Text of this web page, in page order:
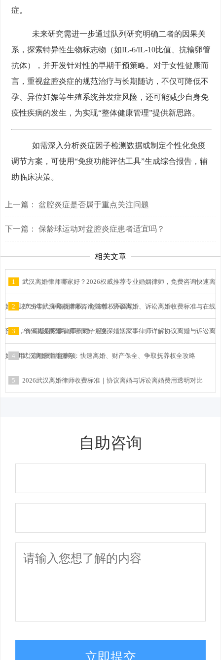
症。
未来研究需进一步通过队列研究明确二者的因果关
系，探索特异性生物标志物（如IL-6/IL-10比值、抗输卵管
抗体），并开发针对性的早期干预策略。对于女性健康而
言，重视盆腔炎症的规范治疗与长期随访，不仅可降低不
孕、异位妊娠等生殖系统并发症风险，还可能减少自身免
疫性疾病的发生，为实现“整体健康管理”提供新思路。
如需深入分析炎症因子检测数据或制定个性化免疫
调节方案，可使用“免疫功能评估工具”生成综合报告，辅
助临床决策。
上一篇： 盆腔炎症是否属于重点关注问题
下一篇： 保龄球运动对盆腔炎症患者适宜吗？
相关文章
1 武汉离婚律师哪家好？2026权威推荐专业婚姻律师，免费咨询快速离
婚、财产分割、争取抚养权，合法维权不踩坑
2 2026年武汉离婚律师咨询指南：协议离婚、诉讼离婚收费标准与在线
预约，资深婚姻家事律师一对一服务
3 2026武汉离婚律师哪家好？资深婚姻家事律师详解协议离婚与诉讼离
婚费用、流程及注意事项
4 武汉离婚律师服务：快速离婚、财产保全、争取抚养权全攻略
5 2026武汉离婚律师收费标准｜协议离婚与诉讼离婚费用透明对比
自助咨询
立即提交